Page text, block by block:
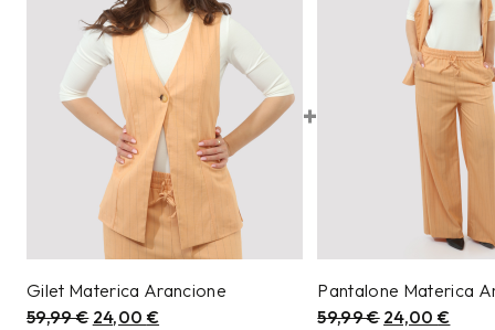
Gilet Materica Arancione
59,99€ 24,00 €
+
Pantalone Materica
59,99€ 24,00€